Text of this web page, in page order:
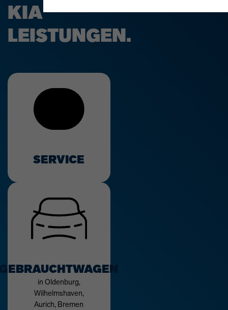
KIA
LEISTUNGEN.
SERVICE
in Oldenburg,
Wilhelmshaven,
Aurich, Bremen